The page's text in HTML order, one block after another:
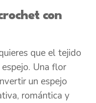
con
que el tejido
Una flor
un espejo
romántica y